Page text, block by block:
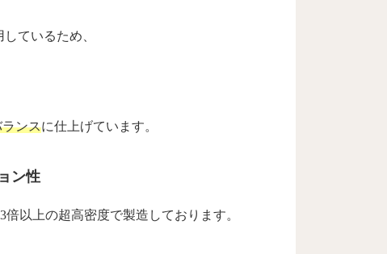
ているため、
ンスに仕上げています。
ン性
倍以上の超高密度で製造しております。